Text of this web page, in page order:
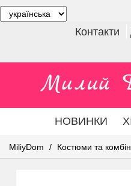
Контакти
НОВИНКИ
MiliyDom Костюми та